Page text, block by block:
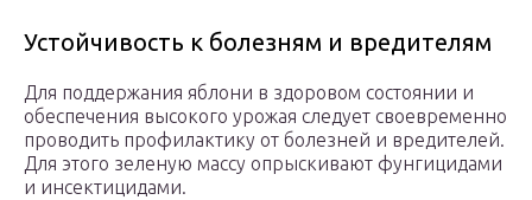
Устойчивость к болезням и вредителям
Для поддержания яблони в здоровом состоянии и
обеспечения высокого урожая следует своевременно
проводить профилактику от болезней и вредителей.
Для этого зеленую массу опрыскивают фунгицидами
и инсектицидами.